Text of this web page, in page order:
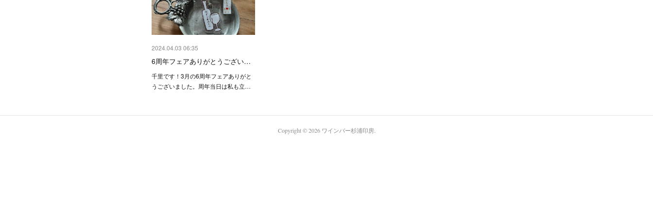
2024.04.03 06:35
6周年フェアありがとうござい…
千里です！3月の6周年フェアありがと
うございました。周年当日は私も立…
Copyright ©2026 ワインバー杉浦印房.